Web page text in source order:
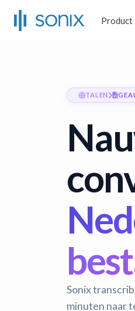
Product
TALEN
Sonix
minuten naar